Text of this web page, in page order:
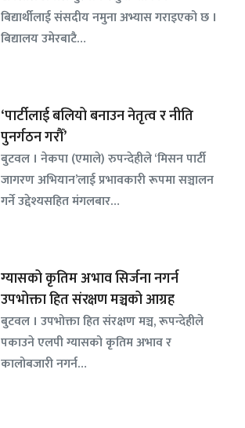
बिद्यार्थीलाई संसदीय नमुना अभ्यास गराइएको छ ।
बिद्यालय उमेरबाटै…
‘पार्टीलाई बलियो बनाउन नेतृत्व र नीति
पुनर्गठन गरौँ’
बुटवल । नेकपा (एमाले) रुपन्देहीले ‘मिसन पार्टी
जागरण अभियान’लाई प्रभावकारी रूपमा सञ्चालन
गर्ने उद्देश्यसहित मंगलबार…
ग्यासको कृतिम अभाव सिर्जना नगर्न
उपभोक्ता हित संरक्षण मञ्चको आग्रह
बुटवल । उपभोक्ता हित संरक्षण मञ्च, रूपन्देहीले
पकाउने एलपी ग्यासको कृतिम अभाव र
कालोबजारी नगर्न…